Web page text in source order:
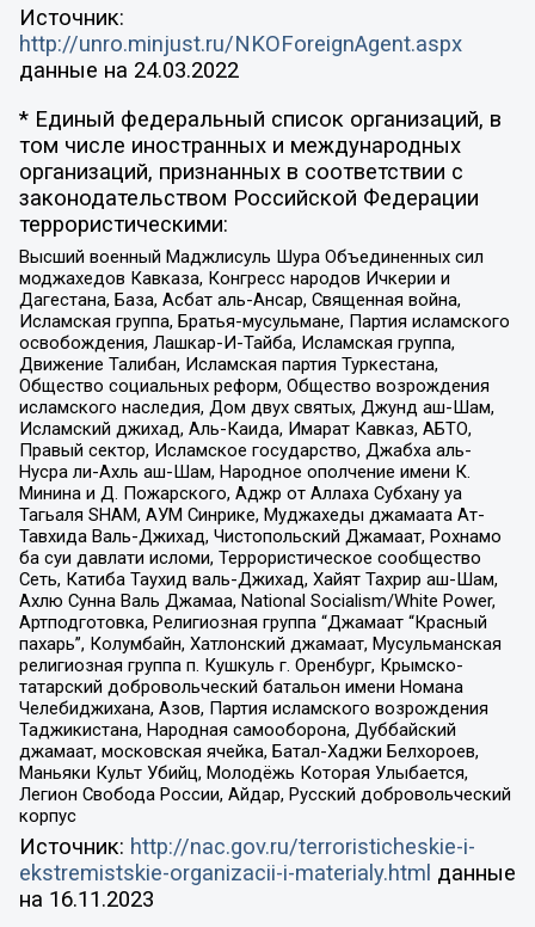
Источник:
http://unro.minjust.ru/NKOForeignAgent.aspx
данные на 24.03.2022
* Единый федеральный список организаций, в
том числе иностранных и международных
организаций, признанных в соответствии с
законодательством Российской Федерации
террористическими:
Высший военный Маджлисуль Шура Объединенных сил
моджахедов Кавказа, Конгресс народов Ичкерии и
Дагестана, База, Асбат аль-Ансар, Священная война,
Исламская группа, Братья-мусульмане, Партия исламского
освобождения, Лашкар-И-Тайба, Исламская группа,
Движение Талибан, Исламская партия Туркестана,
Общество социальных реформ, Общество возрождения
исламского наследия, Дом двух святых, Джунд аш-Шам,
Исламский джихад, Аль-Каида, Имарат Кавказ, АБТО,
Правый сектор, Исламское государство, Джабха аль-
Нусра ли-Ахль аш-Шам, Народное ополчение имени К.
Минина и Д. Пожарского, Аджр от Аллаха Субхану уа
Тагьаля SHAM, АУМ Синрике, Муджахеды джамаата Ат-
Тавхида Валь-Джихад, Чистопольский Джамаат, Рохнамо
ба суи давлати исломи, Террористическое сообщество
Сеть, Катиба Таухид валь-Джихад, Хайят Тахрир аш-Шам,
Ахлю Сунна Валь Джамаа, National Socialism/White Power,
Артподготовка, Религиозная группа “Джамаат “Красный
пахарь”, Колумбайн, Хатлонский джамаат, Мусульманская
религиозная группа п. Кушкуль г. Оренбург, Крымско-
татарский добровольческий батальон имени Номана
Челебиджихана, Азов, Партия исламского возрождения
Таджикистана, Народная самооборона, Дуббайский
джамаат, московская ячейка, Батал-Хаджи Белхороев,
Маньяки Культ Убийц, Молодёжь Которая Улыбается,
Легион Свобода России, Айдар, Русский добровольческий
корпус
Источник: http://nac.gov.ru/terroristicheskie-i-
ekstremistskie-organizacii-i-materialy.html данные
на 16.11.2023